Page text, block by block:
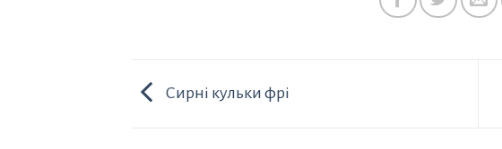
Сирні кульки фрі